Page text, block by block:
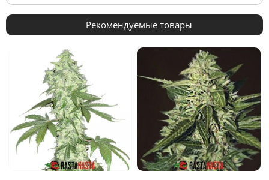
Рекомендуемые товары